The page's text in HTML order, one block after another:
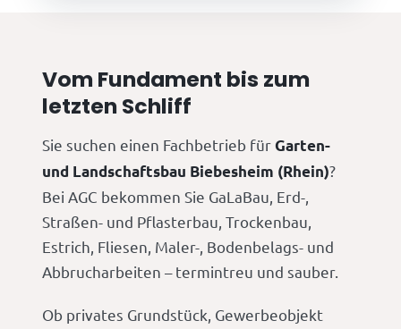
Vom Fundament bis zum
letzten Schliff
Sie suchen einen Fachbetrieb fürGarten-
und Landschaftsbau Biebesheim (Rhein)?
Bei AGC bekommen Sie GaLaBau, Erd-,
Straßen- und Pflasterbau, Trockenbau,
Estrich, Fliesen, Maler-, Bodenbelags- und
Abbrucharbeiten – termintreu und sauber.
Ob privates Grundstück, Gewerbeobjekt